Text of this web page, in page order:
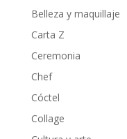
Belleza y maquillaje
Carta Z
Ceremonia
Chef
Cóctel
Collage